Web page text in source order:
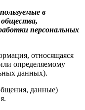
в
персональных
относящаяся
определяемому
данных).
данные)